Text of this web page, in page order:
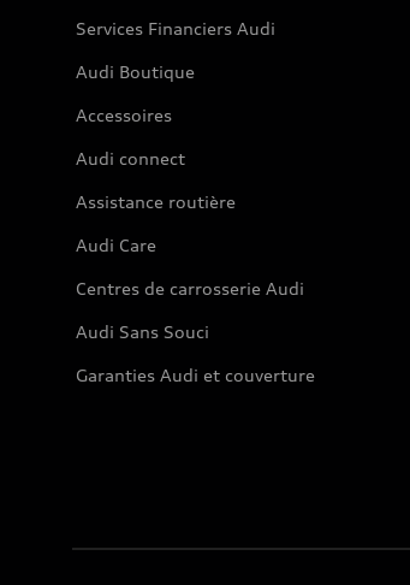
Services Financiers Audi
Audi Boutique
Accessoires
Audi connect
Assistance routière
Audi Care
Centres de carrosserie Audi
Audi Sans Souci
Garanties Audi et couverture